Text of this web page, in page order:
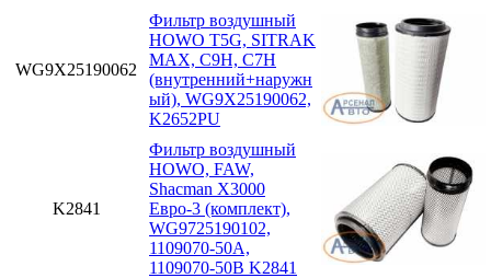
WG9X25190062
Фильтр воздушный
HOWO T5G, SITRAK
MAX, C9H, C7H
(внутренний+наружн
ый), WG9X25190062,
K2652PU
K2841
Фильтр воздушный
HOWO, FAW,
Shacman X3000
Евро-3 (комплект),
WG9725190102,
1109070-50A,
1109070-50B K2841